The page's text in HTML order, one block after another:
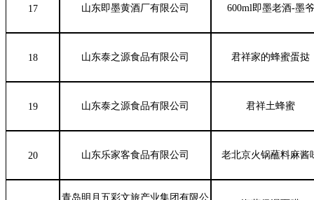
17 山东即墨黄酒厂有限公司 600ml即墨老酒-墨爷
18 山东泰之源食品有限公司 君祥家的蜂蜜蛋挞
19 山东泰之源食品有限公司 君祥土蜂蜜
20 山东乐家客食品有限公司 老北京火锅蘸料麻酱
青岛明月五彩文旅产业集团有限公